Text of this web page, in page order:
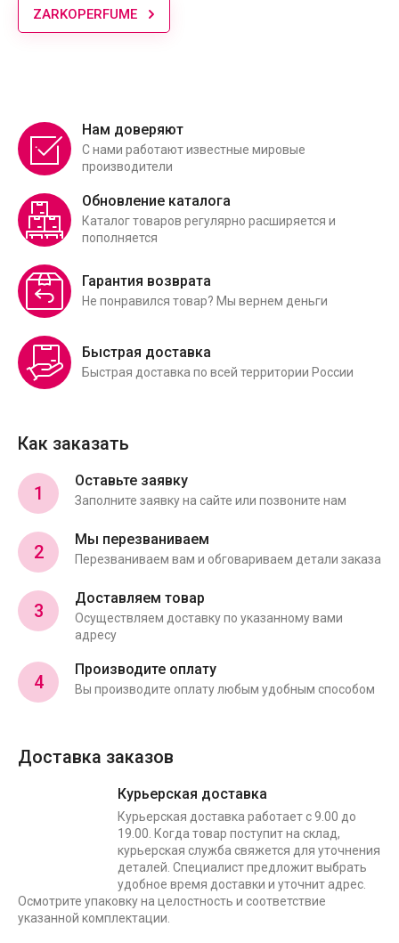
ZARKOPERFUME
Нам доверяют
С нами работают известные мировые
производители
Обновление каталога
Каталог товаров регулярно расширяется и
пополняется
Гарантия возврата
Не понравился товар? Мы вернем деньги
Быстрая доставка
Быстрая доставка по всей территории России
Как заказать
1
Оставьте заявку
Заполните заявку на сайте или позвоните нам
2
Мы перезваниваем
Перезваниваем вам и обговариваем детали заказа
3
Доставляем товар
Осуществляем доставку по указанному вами
адресу
4
Производите оплату
Вы производите оплату любым удобным способом
Доставка заказов
Курьерская доставка
Курьерская доставка работает с 9.00 до
19.00. Когда товар поступит на склад,
курьерская служба свяжется для уточнения
деталей. Специалист предложит выбрать
удобное время доставки и уточнит адрес.
Осмотрите упаковку на целостность и соответствие
указанной комплектации.